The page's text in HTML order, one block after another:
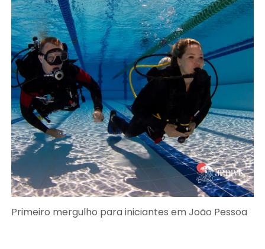
Primeiro mergulho para iniciantes em João Pessoa